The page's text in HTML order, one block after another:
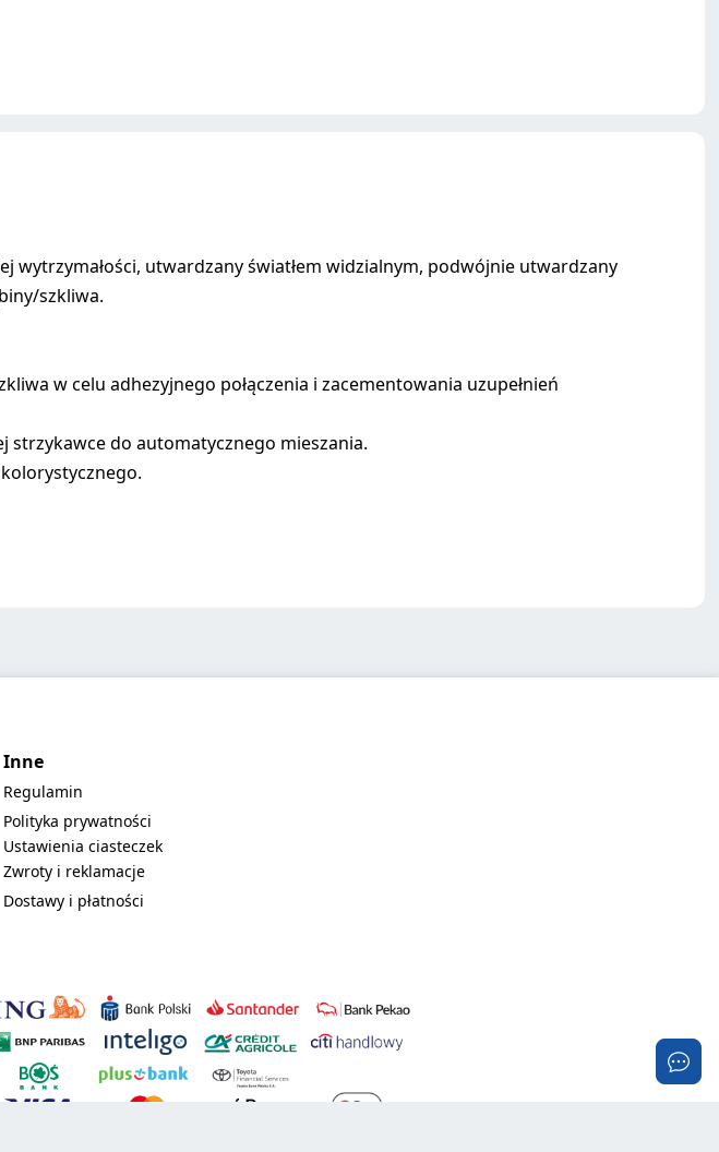
wytrzymałości, utwardzany światłem widzialnym, podwójnie utwardzany
szkliwa.
w celu adhezyjnego połączenia i zacementowania uzupełnień
strzykawce do automatycznego mieszania.
Inne
Regulamin
Polityka prywatności
Ustawienia ciasteczek
Zwroty i reklamacje
Dostawy i płatności